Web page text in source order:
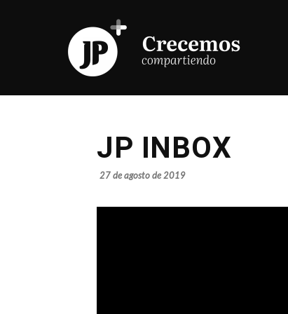
JP INBOX
27 de agosto de 2019